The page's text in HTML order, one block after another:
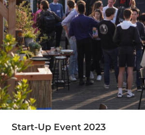
Start-Up Event 2023